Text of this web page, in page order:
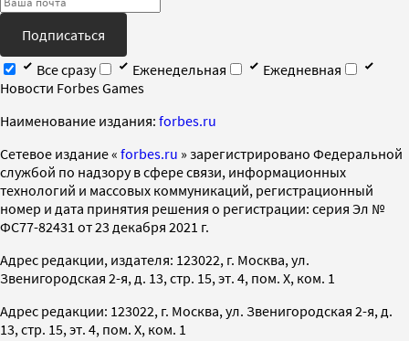
Подписаться
Все сразу
Еженедельная
Ежедневная
Новости Forbes Games
Наименование издания: forbes.ru
Cетевое издание « forbes.ru » зарегистрировано Федеральной
службой по надзору в сфере связи, информационных
технологий и массовых коммуникаций, регистрационный
номер и дата принятия решения о регистрации: серия Эл №
ФС77-82431 от 23 декабря 2021 г.
Адрес редакции, издателя: 123022, г. Москва, ул.
Звенигородская 2-я, д. 13, стр. 15, эт. 4, пом. X, ком. 1
Адрес редакции: 123022, г. Москва, ул. Звенигородская 2-я, д.
13, стр. 15, эт. 4, пом. X, ком. 1